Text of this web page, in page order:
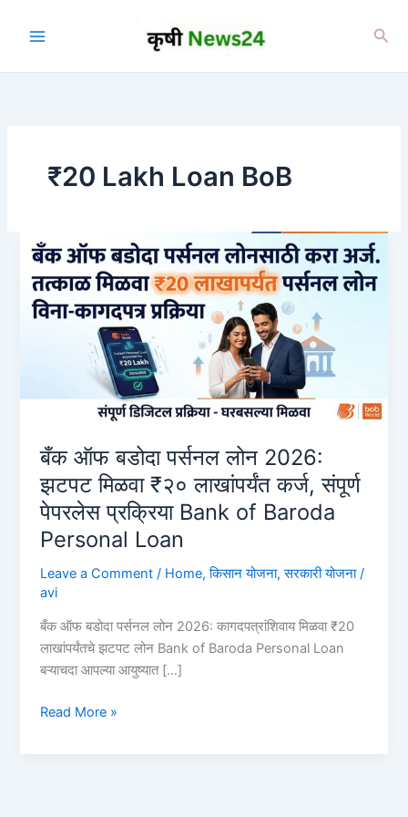
₹20 Lakh Loan BoB
बँक ऑफ बडोदा पर्सनल लोन 2026:
झटपट मिळवा ₹२० लाखांपर्यंत कर्ज, संपूर्ण
पेपरलेस प्रक्रिया Bank of Baroda
Personal Loan
Leave a Comment / Home,किसान योजना,सरकारी योजना/
avi
बँक ऑफ बडोदा पर्सनल लोन 2026: कागदपत्रांशिवाय मिळवा ₹20
लाखांपर्यंतचे झटपट लोन Bank of Baroda Personal Loan
बऱ्याचदा आपल्या आयुष्यात […]
बँक
Read More »